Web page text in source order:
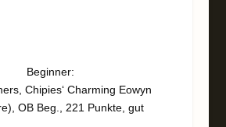
Beginner:
Chipies‘ Charming Eowyn
OB Beg., 221 Punkte, gut